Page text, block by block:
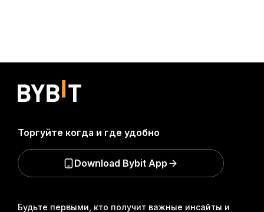
Будьте первыми, кто получит важные инсайты и
Торгуйте когда и где удобно
Download Bybit App